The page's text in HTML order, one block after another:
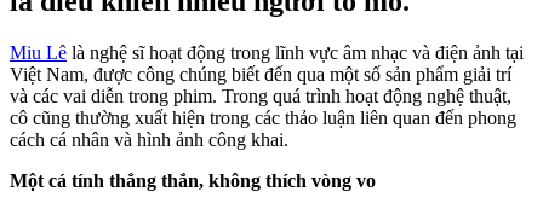
Miu Lê là nghệ sĩ hoạt động trong lĩnh vực âm nhạc và điện ảnh tại
Việt Nam, được công chúng biết đến qua một số sản phẩm giải trí
và các vai diễn trong phim. Trong quá trình hoạt động nghệ thuật,
cô cũng thường xuất hiện trong các thảo luận liên quan đến phong
cách cá nhân và hình ảnh công khai.
Một cá tính thẳng thắn, không thích vòng vo